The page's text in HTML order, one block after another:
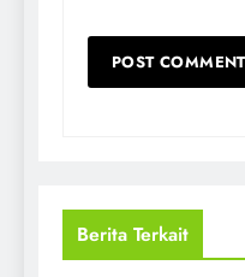
Berita Terkait